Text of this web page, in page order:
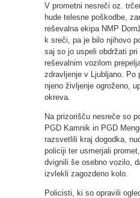
V prometni nesreči oz.
hude telesne poškodbe,
reševalna ekipa NMP
k sreči, pa je bilo njihovo
saj so jo uspeli obdržati
reševalnim vozilom
zdravljenje v Ljubljano. Po
njeno življenje ogroženo,
okreva.
Na prizorišču nesreče so
PGD Kamnik in PGD
razsvetlili kraj dogodka,
policiji ter usmerjali
dvignili še osebno vozilo,
izvlekli zagozdeno kolo.
Policisti, ki so opravili